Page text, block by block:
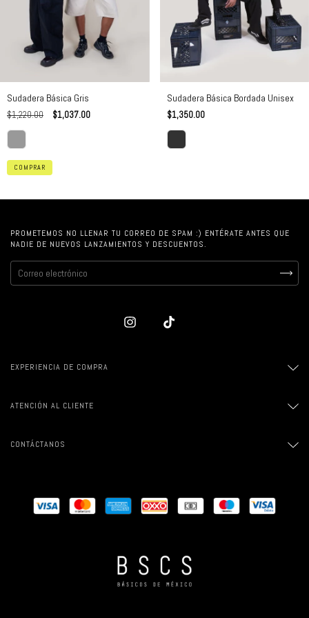
Sudadera Básica Gris
$1,220.00 $1,037.00
COMPRAR
Sudadera Básica Bordada Unisex
$1,350.00
PROMETEMOS NO LLENAR TU CORREO DE SPAM :) ENTÉRATE ANTES QUE
NADIE DE NUEVOS LANZAMIENTOS Y DESCUENTOS.
EXPERIENCIA DE COMPRA
ATENCIÓN AL CLIENTE
CONTÁCTANOS